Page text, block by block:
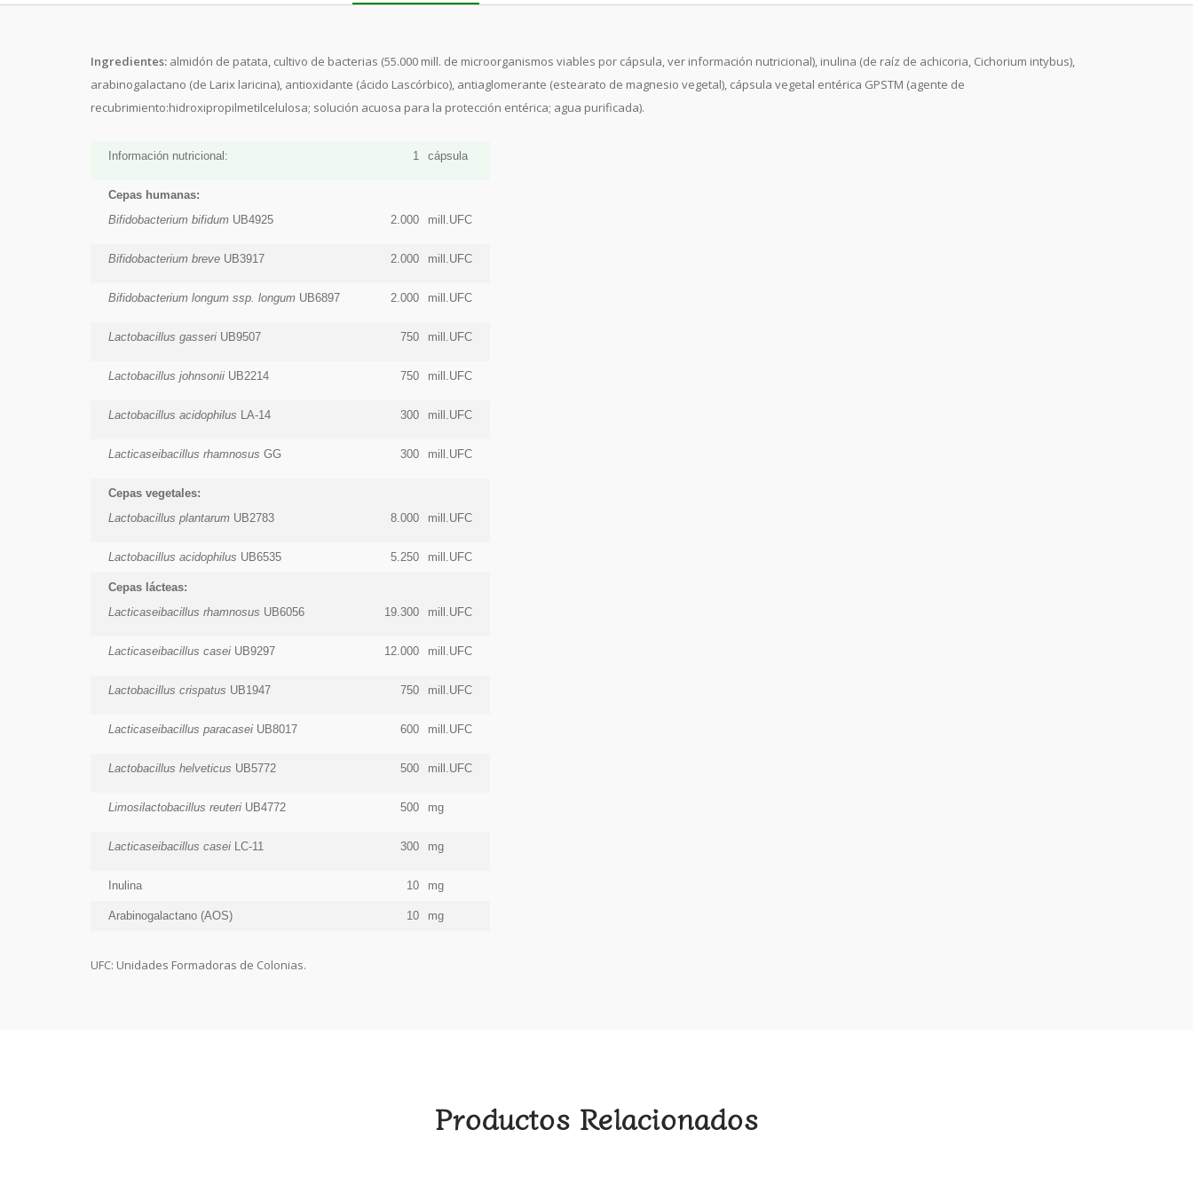
Ingredientes: almidón de patata, cultivo de bacterias (55.000 mill. de microorganismos viables por cápsula, ver información nutricional), inulina (de raíz de achicoria, Cichorium intybus),
arabinogalactano (de Larix laricina), antioxidante (ácido Lascórbico), antiaglomerante (estearato de magnesio vegetal), cápsula vegetal entérica GPSTM (agente de
recubrimiento:hidroxipropilmetilcelulosa; solución acuosa para la protección entérica; agua purificada).
Información nutricional: 1 cápsula
Cepas humanas:
Bifidobacterium bifidum UB4925 2.000 mill.UFC
Bifidobacterium breve UB3917 2.000 mill.UFC
Bifidobacterium longum ssp. longum UB6897 2.000 mill.UFC
Lactobacillus gasseri UB9507 750 mill.UFC
Lactobacillus johnsonii UB2214 750 mill.UFC
Lactobacillus acidophilus LA-14 300 mill.UFC
Lacticaseibacillus rhamnosus GG 300 mill.UFC
Cepas vegetales:
Lactobacillus plantarum UB2783 8.000 mill.UFC
Lactobacillus acidophilus UB6535 5.250 mill.UFC
Cepas lácteas:
Lacticaseibacillus rhamnosus UB6056 19.300 mill.UFC
Lacticaseibacillus casei UB9297 12.000 mill.UFC
Lactobacillus crispatus UB1947 750 mill.UFC
Lacticaseibacillus paracasei UB8017 600 mill.UFC
Lactobacillus helveticus UB5772 500 mill.UFC
Limosilactobacillus reuteri UB4772 500 mg
Lacticaseibacillus casei LC-11 300 mg
Inulina 10 mg
Arabinogalactano (AOS) 10 mg
UFC: Unidades Formadoras de Colonias.
Productos Relacionados